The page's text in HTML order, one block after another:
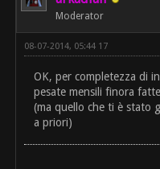
Moderator
08-07-2014, 05:44 17
OK, per completezza di
pesate mensili finora
(ma quello che ti è stato
a priori)